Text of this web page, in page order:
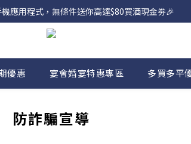
購滿 $500 即享免費送貨服務📦
應用程式，無條件送你高達$80買酒現金劵🎉
購滿 $500 即享免費送貨服務📦
優惠 宴會婚宴特惠專區 多買多平
防詐騙宣導